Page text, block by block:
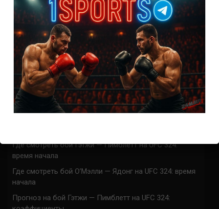
СВЕЖИЕ ЗАПИСИ
ACA 200 прямая трансляция
Марафон боев UFC 325 прямая трансляция
UFC 324 прямая трансляция
Где смотреть бой Гэтжи — Пимблетт на UFC 324:
время начала
Где смотреть бой О’Мэлли — Ядонг на UFC 324: время
начала
Прогноз на бой Гэтжи — Пимблетт на UFC 324: